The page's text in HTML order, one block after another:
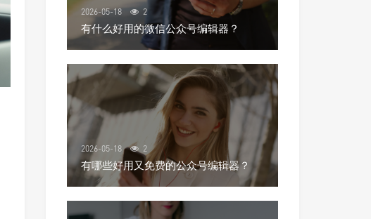
2026-05-18 2
有什么好用的微信公众号编辑器？
2026-05-18 2
有哪些好用又免费的公众号编辑器？